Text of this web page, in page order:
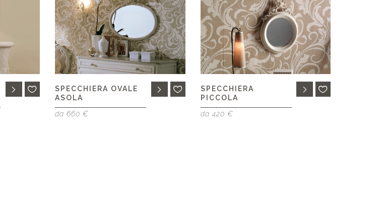
SPECCHIERA OVALE
ASOLA
da 660 €
SPECCHIERA
PICCOLA
da 420 €